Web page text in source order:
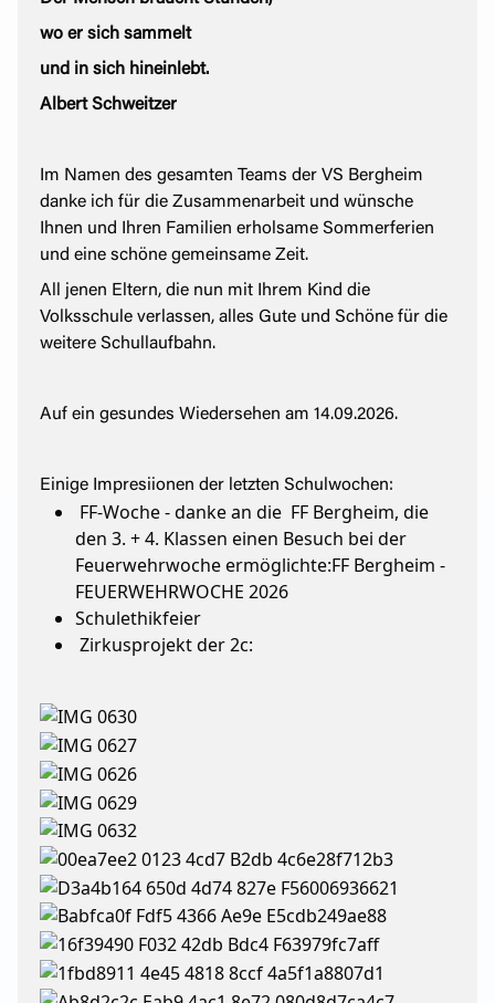
wo er sich sammelt
und in sich hineinlebt.
Albert Schweitzer
Im Namen des gesamten Teams der VS Bergheim
danke ich für die Zusammenarbeit und wünsche
Ihnen und Ihren Familien erholsame Sommerferien
und eine schöne gemeinsame Zeit.
All jenen Eltern, die nun mit Ihrem Kind die
Volksschule verlassen, alles Gute und Schöne für die
weitere Schullaufbahn.
Auf ein gesundes Wiedersehen am 14.09.2026.
Einige Impresiionen der letzten Schulwochen:
FF-Woche - danke an die FF Bergheim, die
den 3. + 4. Klassen einen Besuch bei der
Feuerwehrwoche ermöglichte:FF Bergheim -
FEUERWEHRWOCHE 2026
Schulethikfeier
Zirkusprojekt der 2c: